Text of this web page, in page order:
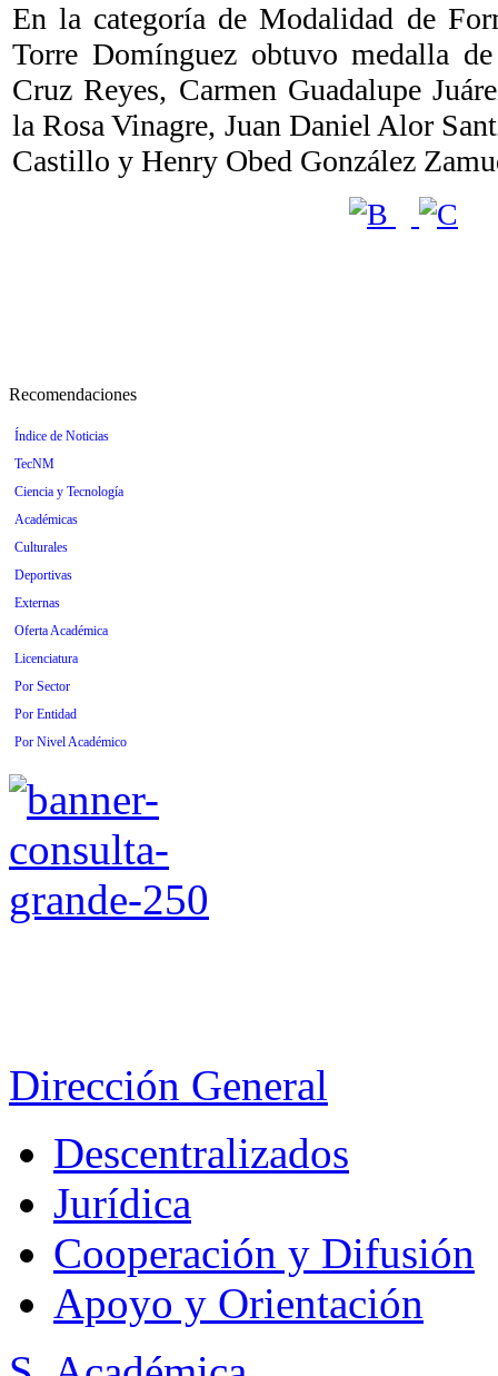
En la categoría de Modalidad de
Torre Domínguez obtuvo medalla
Cruz Reyes, Carmen Guadalupe
la Rosa Vinagre, Juan Daniel Alor
Castillo y Henry Obed González
Recomendaciones
Índice de Noticias
TecNM
Ciencia y Tecnología
Académicas
Culturales
Deportivas
Externas
Oferta Académica
Licenciatura
Por Sector
Por Entidad
Por Nivel Académico
Dirección General
Descentralizados
Jurídica
Cooperación y Difusión
Apoyo y Orientación